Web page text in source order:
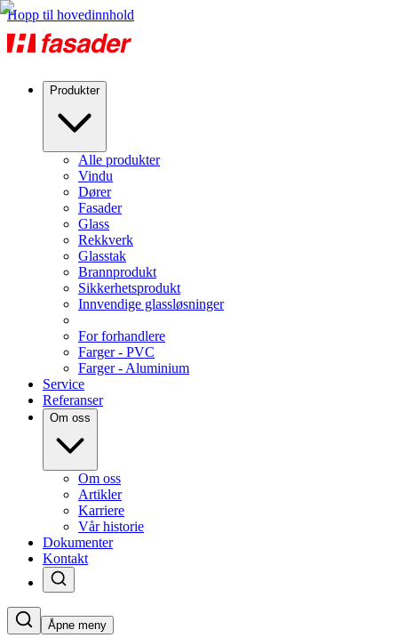
Hopp til hovedinnhold
Produkter
Alle produkter
Vindu
Dører
Fasader
Glass
Rekkverk
Glasstak
Brannprodukt
Sikkerhetsprodukt
Innvendige glassløsninger
For forhandlere
Farger - PVC
Farger - Aluminium
Service
Referanser
Om oss
Om oss
Artikler
Karriere
Vår historie
Dokumenter
Kontakt
Åpne meny